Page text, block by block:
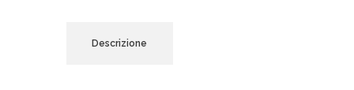
Descrizione